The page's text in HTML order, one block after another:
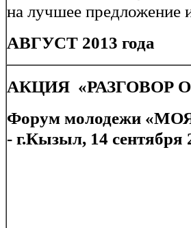
на лучшее предложение
АВГУСТ 2013 года
АКЦИЯ «РАЗГОВОР
Форум молодежи
- г.Кызыл, 14 сентября